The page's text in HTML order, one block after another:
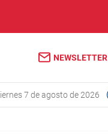
NEWSLETTER
viernes 7 de agosto de 2026